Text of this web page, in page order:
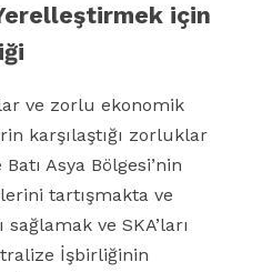
Yerelleştirmek için
ve zorlu ekonomik
karşılaştığı zorluklar
Asya Bölgesi’nin
tartışmakta ve
ve SKA’ları
İşbirliğinin